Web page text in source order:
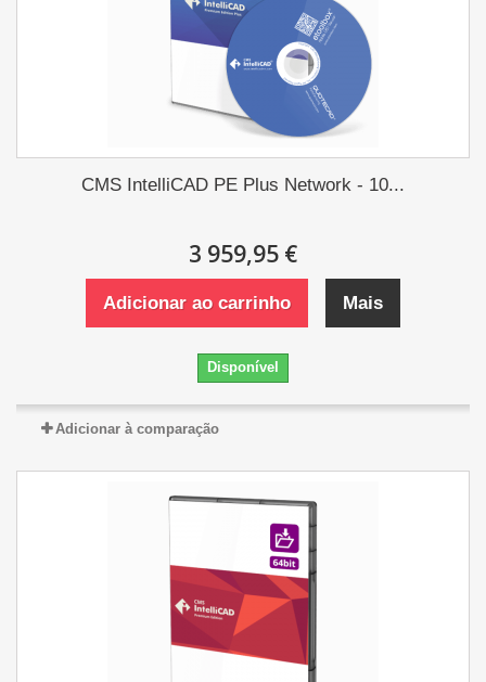
CMS IntelliCAD PE Plus Network - 10...
3 959,95 €
Adicionar ao carrinho Mais
Disponível
Adicionar à comparação